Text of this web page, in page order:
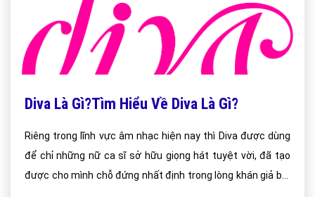
Diva Là Gì?Tìm Hiểu Về Diva Là Gì?
Riêng trong lĩnh vực âm nhạc hiện nay thì Diva được dùng
để chỉ những nữ ca sĩ sở hữu giọng hát tuyệt vời, đã tạo
được cho mình chỗ đứng nhất định trong lòng khán giả bởi